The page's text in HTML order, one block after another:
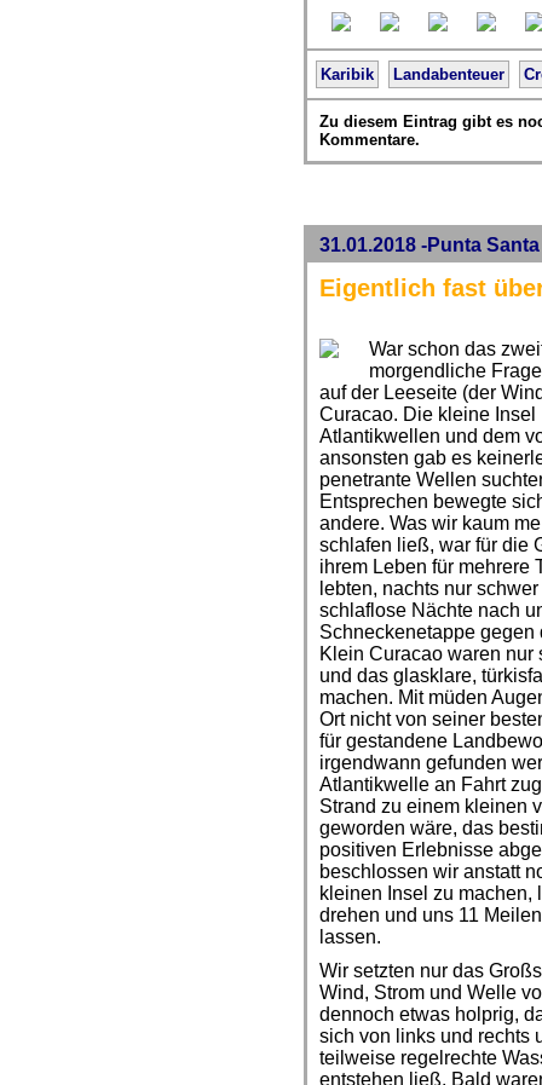
Karibik Landabenteuer
Zu diesem Eintrag gibt es
Kommentare.
31.01.2018 -Punta
Eigentlich fast
War schon das
morgendliche
auf der Leeseite (der
Curacao. Die kleine
Atlantikwellen und dem
ansonsten gab es
penetrante Wellen
Entsprechen bewegte
andere. Was wir kaum
schlafen ließ, war für die
ihrem Leben für mehrere
lebten, nachts nur
schlaflose Nächte nach
Schneckenetappe
Klein Curacao waren
und das glasklare,
machen. Mit müden
Ort nicht von seiner
für gestandene
irgendwann gefunden
Atlantikwelle an Fahrt
Strand zu einem kleinen
geworden wäre, das
positiven Erlebnisse
beschlossen wir anstatt
kleinen Insel zu machen,
drehen und uns 11
lassen.
Wir setzten nur das
Wind, Strom und Welle
dennoch etwas holprig,
sich von links und rechts
teilweise regelrechte
entstehen ließ. Bald